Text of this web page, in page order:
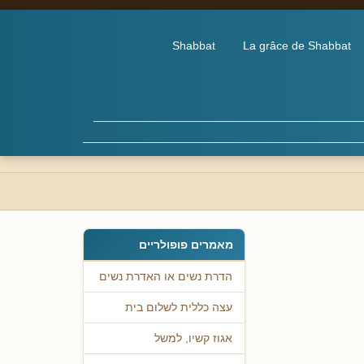
La grâce de Shabbat
Shabbat
מאמרים פופולריים
הדרת נשים או האדרת נשים
עצה כללית לשלום בית
אגוז קשיו, למשל